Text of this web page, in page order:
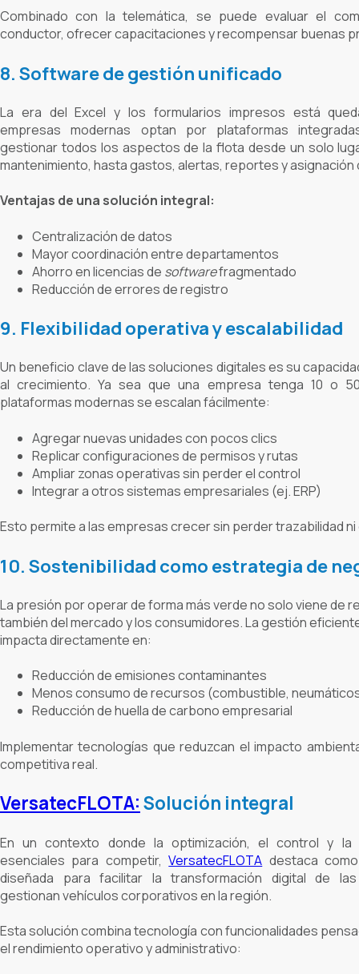
Combinado con la telemática, se puede evaluar el
conductor, ofrecer capacitaciones y recompensar buenas
8. Software de gestión unificado
La era del Excel y los formularios impresos está
empresas modernas optan por plataformas
gestionar todos los aspectos de la flota desde un solo
mantenimiento, hasta gastos, alertas, reportes y asignación
Ventajas de una solución integral:
Centralización de datos
Mayor coordinación entre departamentos
Ahorro en licencias de softwarefragmentado
Reducción de errores de registro
9. Flexibilidad operativa y escalabilidad
Un beneficio clave de las soluciones digitales es su
al crecimiento. Ya sea que una empresa tenga 10 o
plataformas modernas se escalan fácilmente:
Agregar nuevas unidades con pocos clics
Replicar configuraciones de permisos y rutas
Ampliar zonas operativas sin perder el control
Integrar a otros sistemas empresariales (ej. ERP)
Esto permite a las empresas crecer sin perder trazabilidad
10. Sostenibilidad como estrategia de
La presión por operar de forma más verde no solo viene de
también del mercado y los consumidores. La gestión
impacta directamente en:
Reducción de emisiones contaminantes
Menos consumo de recursos (combustible,
Reducción de huella de carbono empresarial
Implementar tecnologías que reduzcan el impacto
competitiva real.
VersatecFLOTA:Solución integral
En un contexto donde la optimización, el control y la
esenciales para competir,VersatecFLOTA destaca
diseñada para facilitar la transformación digital de
gestionan vehículos corporativos en la región.
Esta solución combina tecnología con funcionalidades
el rendimiento operativo y administrativo: